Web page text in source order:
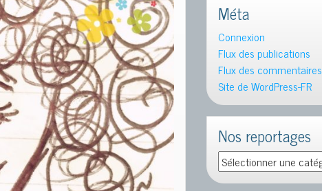
Méta
Connexion
Flux des publications
Flux des commentaires
Site de WordPress-FR
Nos reportages
Nos
reportages